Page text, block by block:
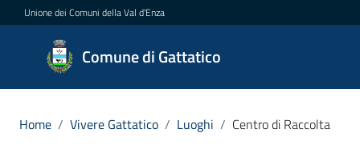
Vai al contenuto
Vai alla navigazione
Vai al footer
Unione dei Comuni della Val d'Enza
Comune di Gattatico
Comune
di
Home / Vivere Gattatico / Luoghi / Centro di Raccolta